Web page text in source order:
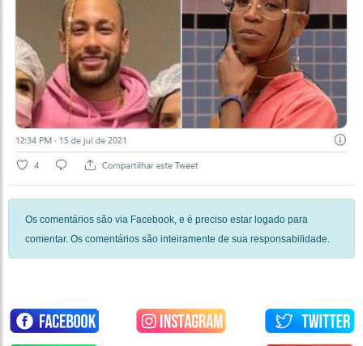
Os comentários são via Facebook, e é preciso estar logado para
comentar. Os comentários são inteiramente de sua responsabilidade.